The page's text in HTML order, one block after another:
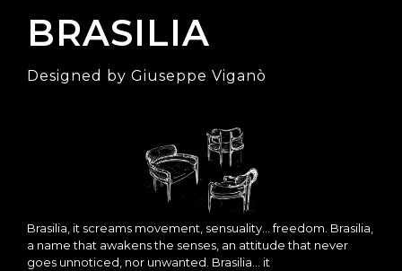
BRASILIA
Designed by Giuseppe Viganò
Brasilia, it screams movement, sensuality… freedom. Brasilia,
a name that awakens the senses, an attitude that never
goes unnoticed, nor unwanted. Brasilia… it